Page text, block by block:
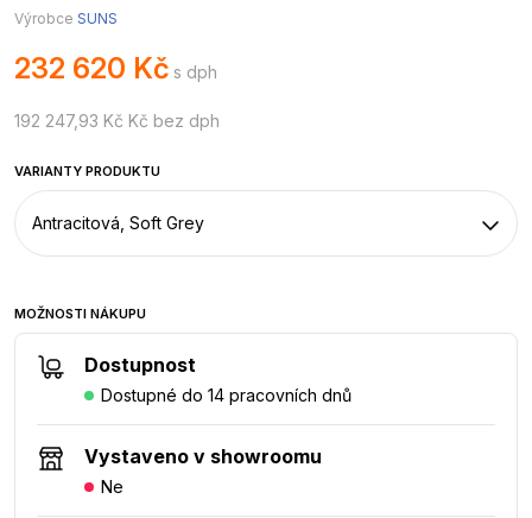
Výrobce SUNS
232 620 Kč s dph
192 247,93 Kč Kč bez dph
VARIANTY PRODUKTU
Antracitová, Soft Grey
MOŽNOSTI NÁKUPU
Dostupnost
Dostupné do 14 pracovních dnů
Vystaveno v showroomu
Ne